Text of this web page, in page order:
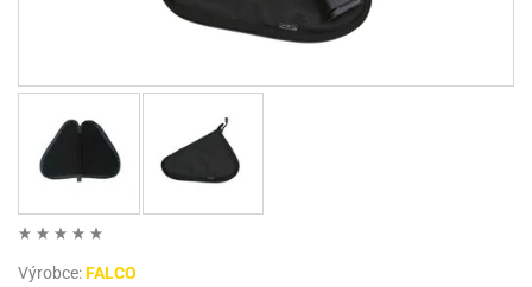
Výrobce:FALCO